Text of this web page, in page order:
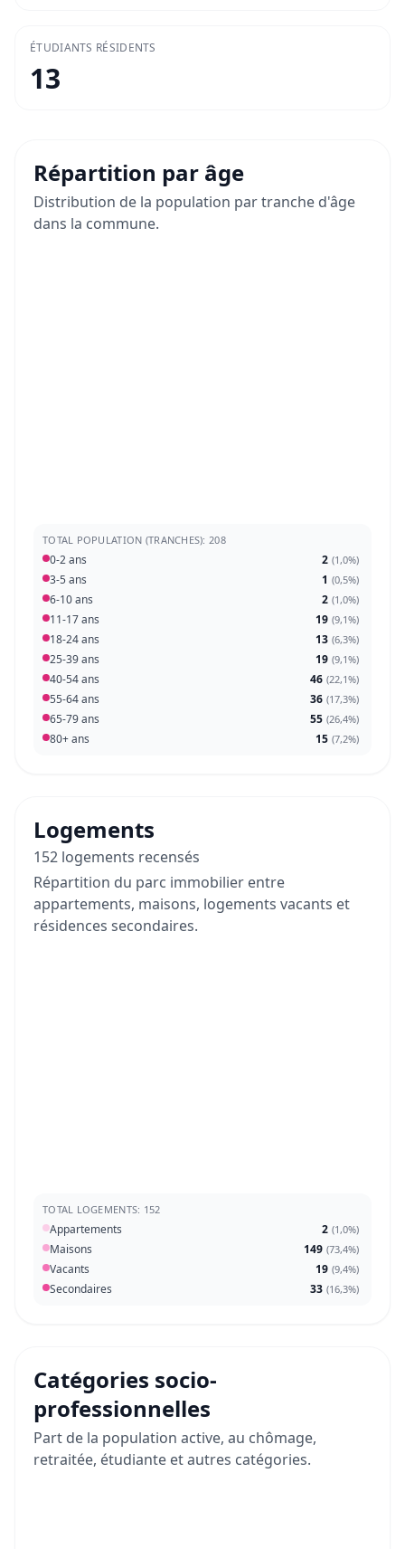
ÉTUDIANTS RÉSIDENTS
13
Répartition par âge
Distribution de la population par tranche d'âge
dans la commune.
TOTAL POPULATION (TRANCHES): 208
0-2 ans 2 (1,0%)
3-5 ans 1 (0,5%)
6-10 ans 2 (1,0%)
11-17 ans 19 (9,1%)
18-24 ans 13 (6,3%)
25-39 ans 19 (9,1%)
40-54 ans 46 (22,1%)
55-64 ans 36 (17,3%)
65-79 ans 55 (26,4%)
80+ ans 15 (7,2%)
Logements
152 logements recensés
Répartition du parc immobilier entre
appartements, maisons, logements vacants et
résidences secondaires.
TOTAL LOGEMENTS: 152
Appartements 2 (1,0%)
Maisons 149 (73,4%)
Vacants 19 (9,4%)
Secondaires 33 (16,3%)
Catégories socio-
professionnelles
Part de la population active, au chômage,
retraitée, étudiante et autres catégories.